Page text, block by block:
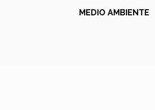
MEDIO AMBIENTE